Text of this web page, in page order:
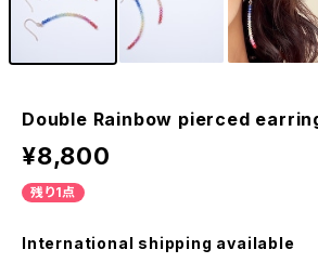
Double Rainbow pierced
¥8,800
残り1点
International shipping available